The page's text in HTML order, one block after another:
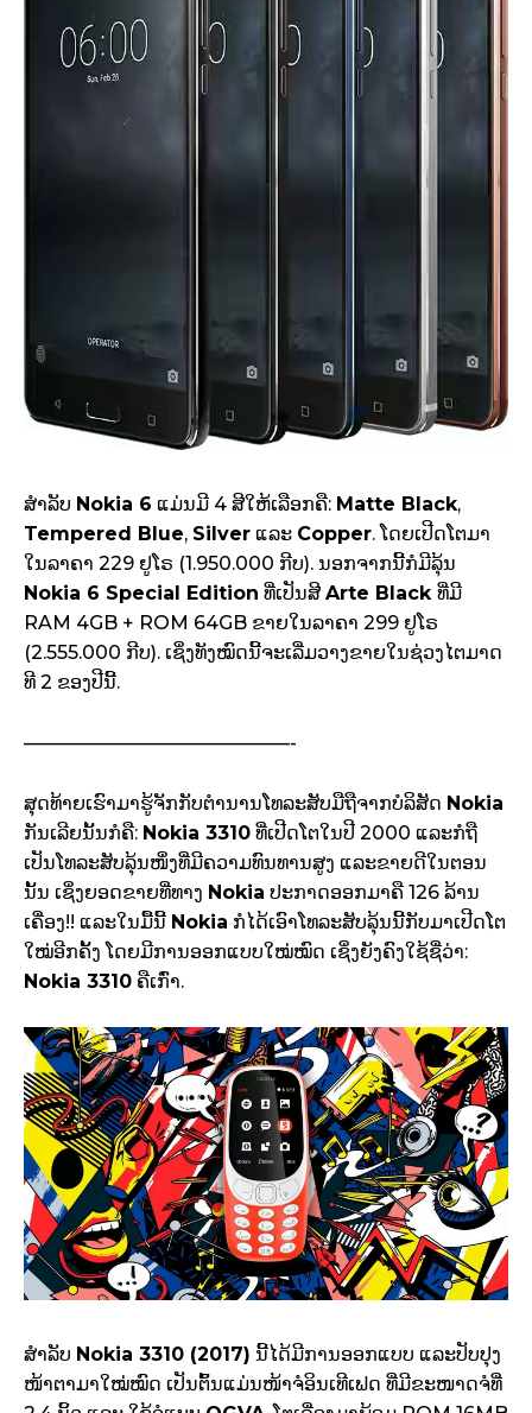
ສຳລັບ Nokia 6 ແມ່ນມີ 4 ສີໃຫ້ເລືອກຄື: Matte Black,
Tempered Blue, Silver ແລະ Copper. ໂດຍເປີດໂຕມາ
ໃນລາຄາ 229 ຢູໂຣ (1.950.000 ກີບ). ນອກຈາກນີ້ກໍມີລຸ້ນ
Nokia 6 Special Edition ທີ່ເປັນສີ Arte Black ທີ່ມີ
RAM 4GB + ROM 64GB ຂາຍໃນລາຄາ 299 ຢູໂຣ
(2.555.000 ກີບ). ເຊິ່ງທັງໝົດນີ້ຈະເລີ່ມວາງຂາຍໃນຊ່ວງໄຕມາດ
ທີ 2 ຂອງປີນີ້.
——————————————-
ສຸດທ້າຍເຮົາມາຮູ້ຈັກກັບຕຳນານໂທລະສັບມືຖືຈາກບໍລິສັດ Nokia
ກັນເລີຍນັ້ນກໍຄື: Nokia 3310 ທີ່ເປີດໂຕໃນປີ 2000 ແລະກໍຖື
ເປັນໂທລະສັບລຸ້ນໜຶ່ງທີ່ມີຄວາມທົນທານສູງ ແລະຂາຍດີໃນຕອນ
ນັ້ນ ເຊິ່ງຍອດຂາຍທີ່ທາງ Nokia ປະກາດອອກມາຄື 126 ລ້ານ
ເຄື່ອງ!! ແລະໃນມື້ນີ້ Nokia ກໍໄດ້ເອົາໂທລະສັບລຸ້ນນີ້ກັບມາເປີດໂຕ
ໃໝ່ອີກຄັ້ງ ໂດຍມີການອອກແບບໃໝ່ໝົດ ເຊິ່ງຍັງຄົງໃຊ້ຊື່ວ່າ:
Nokia 3310 ຄືເກົ່າ.
ສຳລັບ Nokia 3310 (2017) ນີ້ໄດ້ມີການອອກແບບ ແລະປັບປຸງ
ໜ້າຕາມາໃໝ່ໝົດ ເປັນຕົ້ນແມ່ນໜ້າຈໍອິນເທີເຟດ ທີ່ມີຂະໜາດຈໍທີ່